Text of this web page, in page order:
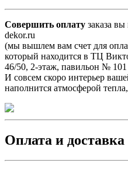
Совершить оплату заказа
dekor.ru
(мы вышлем вам счет для
который находится в ТЦ
46/50, 2-этаж, павильон № 101
И совсем скоро интерьер
наполнится атмосферой
Оплата и доставка